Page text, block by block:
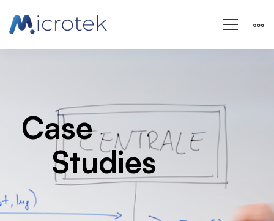
Studies
Case
Studies